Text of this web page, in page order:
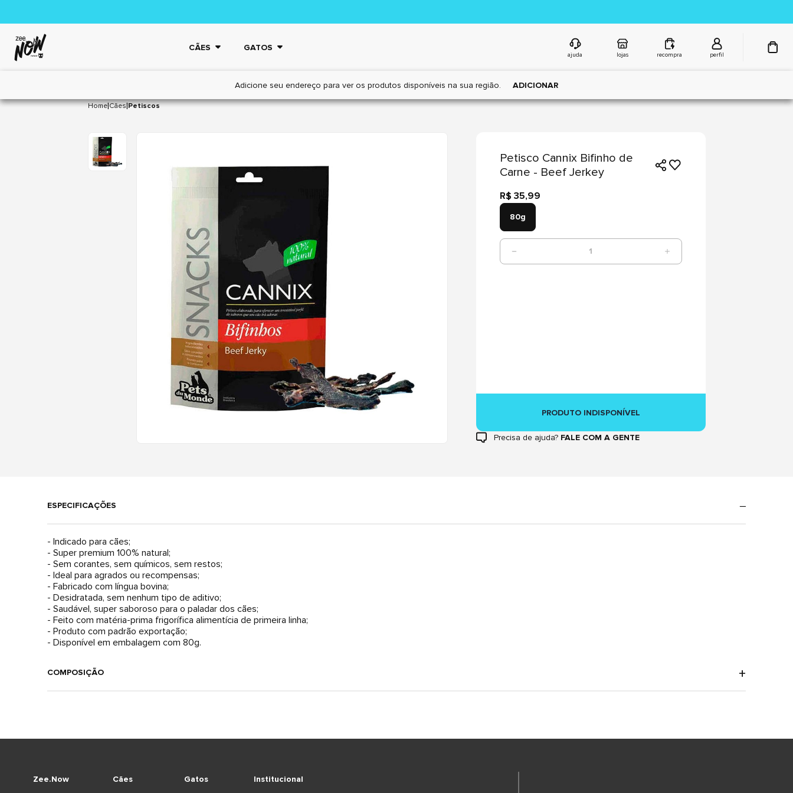
CÃES GATOS
ajuda lojas recompra perfil
Adicione seu endereço para ver os produtos disponíveis na sua região. ADICIONAR
Home|Cães|Petiscos
Petisco Cannix Bifinho de
Carne - Beef Jerkey
R$ 35,99
80g
1
PRODUTO INDISPONÍVEL
Precisa de ajuda? FALE COM A GENTE
ESPECIFICAÇÕES
- Indicado para cães;
- Super premium 100% natural;
- Sem corantes, sem químicos, sem restos;
- Ideal para agrados ou recompensas;
- Fabricado com língua bovina;
- Desidratada, sem nenhum tipo de aditivo;
- Saudável, super saboroso para o paladar dos cães;
- Feito com matéria-prima frigorífica alimentícia de primeira linha;
- Produto com padrão exportação;
- Disponível em embalagem com 80g.
COMPOSIÇÃO
Cães
Gatos
Zee.Now
Institucional